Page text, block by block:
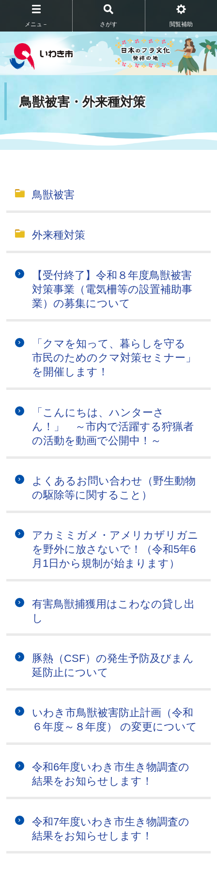
メニュ－ さがす 閲覧補助
鳥獣被害・外来種対策
鳥獣被害
外来種対策
【受付終了】令和８年度鳥獣被害
対策事業（電気柵等の設置補助事
業）の募集について
「クマを知って、暮らしを守る
市民のためのクマ対策セミナー」
を開催します！
「こんにちは、ハンターさ
ん！」 ～市内で活躍する狩猟者
の活動を動画で公開中！～
よくあるお問い合わせ（野生動物
の駆除等に関すること）
アカミミガメ・アメリカザリガニ
を野外に放さないで！（令和5年6
月1日から規制が始まります）
有害鳥獣捕獲用はこわなの貸し出
し
豚熱（CSF）の発生予防及びまん
延防止について
いわき市鳥獣被害防止計画（令和
６年度～８年度） の変更について
令和6年度いわき市生き物調査の
結果をお知らせします！
令和7年度いわき市生き物調査の
結果をお知らせします！